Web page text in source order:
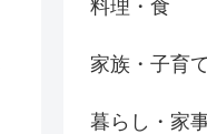
料理・食
家族・子育て
暮らし・家